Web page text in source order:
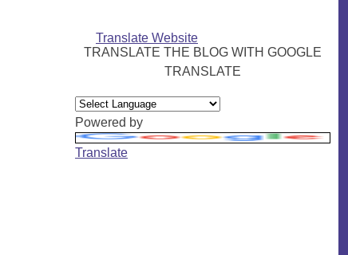
Translate Website
TRANSLATE THE BLOG WITH GOOGLE
TRANSLATE
Powered by
Translate